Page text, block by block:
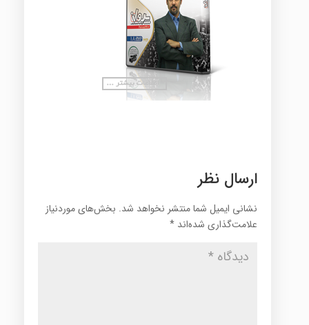
ارسال نظر
نشانی ایمیل شما منتشر نخواهد شد. بخش‌های موردنیاز
علامت‌گذاری شده‌اند *